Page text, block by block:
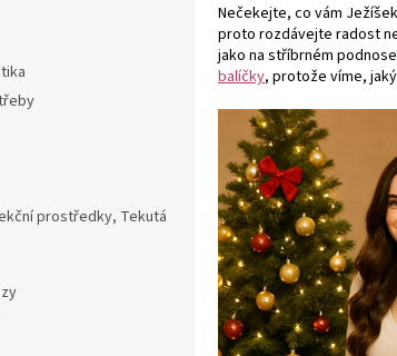
prostředky, Tekutá
Nečekejte, co vám
proto rozdávejte radost
jako na stříbrném
balíčky, protože víme,